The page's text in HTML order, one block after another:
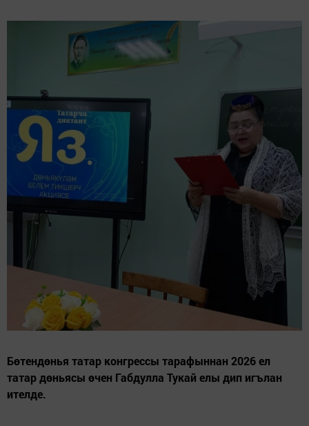
Бөтендөнья татар конгрессы тарафыннан 2026 ел
татар дөньясы өчен Габдулла Тукай елы дип игълан
ителде.